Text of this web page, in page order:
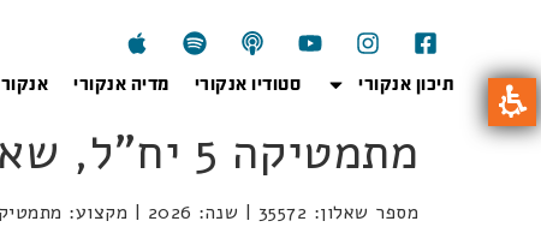
תיכון אנקורי סטודיו אנקורי מדיה אנקורי אנקור
מתמטיקה 5 יח"ל, שאלון 35572, מועד קיץ 2026
מספר שאלון: 35572 | שנה: 2026 | מקצוע: מתמטיקה | מועד: קיץ